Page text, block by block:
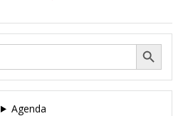
Zoek Zoekknop
Agenda